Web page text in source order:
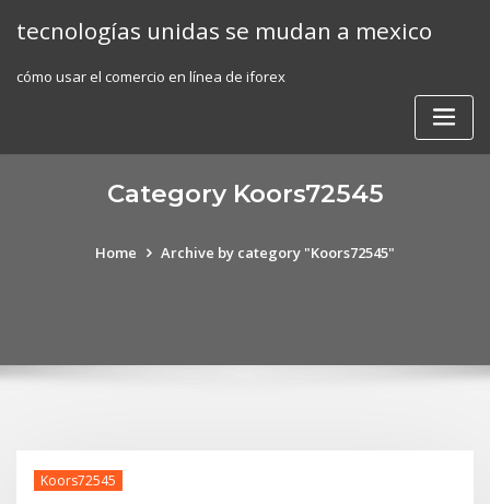
tecnologías unidas se mudan a mexico
cómo usar el comercio en línea de iforex
Category Koors72545
Home Archive by category "Koors72545"
Koors72545